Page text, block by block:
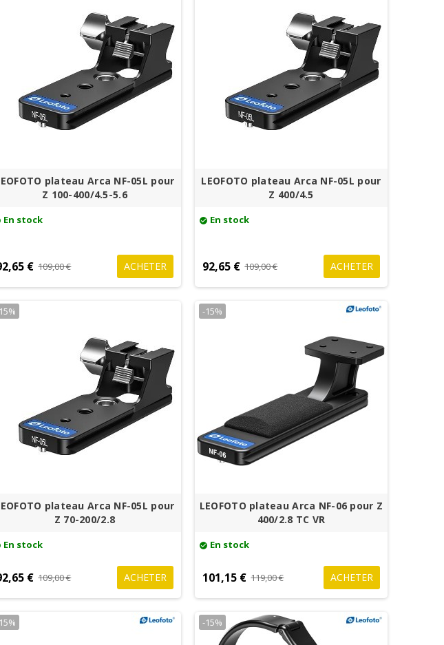
plateau Arca NF-05L pour
Z 100-400/4.5-5.6
En stock
€ 109,00 € ACHETER
LEOFOTO plateau Arca NF-05L pour
Z 400/4.5
check_circle En stock
92,65 € 109,00 € ACHETER
plateau Arca NF-05L pour
Z 70-200/2.8
En stock
€ 109,00 € ACHETER
-15%
LEOFOTO plateau Arca NF-06 pour Z
400/2.8 TC VR
check_circle En stock
101,15 € 119,00 € ACHETER
-15%